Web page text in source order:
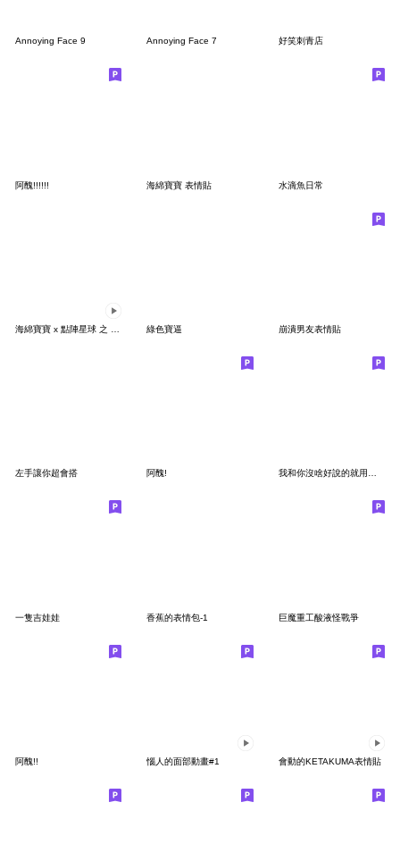
Annoying Face 9 Annoying Face 7 好笑刺青店
阿醜!!!!!! 海綿寶寶 表情貼 水滴魚日常
綠色寶逼 崩潰男友表情貼
左手讓你超會搭 阿醜! 我和你沒啥好說的就用表情貼來表達吧！4
一隻吉娃娃 香蕉的表情包-1 巨魔重工酸液怪戰爭
阿醜!! 惱人的面部動畫#1 會動的KETAKUMA表情貼